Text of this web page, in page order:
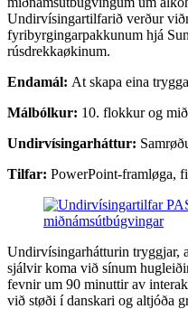
Undirvísingartilfarið verður
fyribyrgingarpakkunum hjá
rúsdrekkaøkinum.
Endamál: At skapa eina
Málbólkur: 10. flokkur og
Undirvísingarháttur:
Tilfar: PowerPoint-framløga,
Undirvísingarhátturin tryggjar,
sjálvir koma við sínum
fevnir um 90 minuttir av
við støði í danskari og altjóða